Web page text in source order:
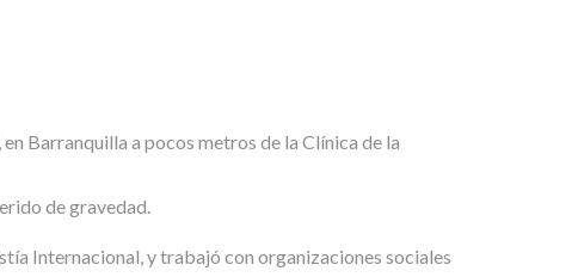
Barranquilla a pocos metros de la Clínica de la
de gravedad.
Internacional, y trabajó con organizaciones sociales